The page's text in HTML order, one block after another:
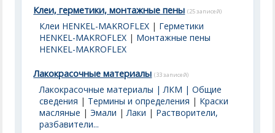
Клеи, герметики, монтажные пены (25 записей)
Клеи HENKEL-MAKROFLEX | Герметики
HENKEL-MAKROFLEX | Монтажные пены
HENKEL-MAKROFLEX
Лакокрасочные материалы (33 записей)
Лакокрасочные материалы | ЛКМ | Общие
сведения | Термины и определения | Краски
масляные |Эмали |Лаки | Растворители,
разбавители...